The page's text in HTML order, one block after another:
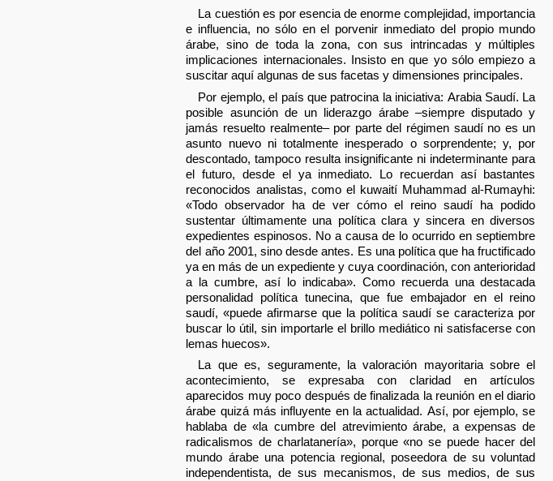
La cuestión es por esencia de enorme complejidad, importancia
e influencia, no sólo en el porvenir inmediato del propio mundo
árabe, sino de toda la zona, con sus intrincadas y múltiples
implicaciones internacionales. Insisto en que yo sólo empiezo a
suscitar aquí algunas de sus facetas y dimensiones principales.
Por ejemplo, el país que patrocina la iniciativa: Arabia Saudí. La
posible asunción de un liderazgo árabe –siempre disputado y
jamás resuelto realmente– por parte del régimen saudí no es un
asunto nuevo ni totalmente inesperado o sorprendente; y, por
descontado, tampoco resulta insignificante ni indeterminante para
el futuro, desde el ya inmediato. Lo recuerdan así bastantes
reconocidos analistas, como el kuwaití Muhammad al-Rumayhi:
«Todo observador ha de ver cómo el reino saudí ha podido
sustentar últimamente una política clara y sincera en diversos
expedientes espinosos. No a causa de lo ocurrido en septiembre
del año 2001, sino desde antes. Es una política que ha fructificado
ya en más de un expediente y cuya coordinación, con anterioridad
a la cumbre, así lo indicaba». Como recuerda una destacada
personalidad política tunecina, que fue embajador en el reino
saudí, «puede afirmarse que la política saudí se caracteriza por
buscar lo útil, sin importarle el brillo mediático ni satisfacerse con
lemas huecos».
La que es, seguramente, la valoración mayoritaria sobre el
acontecimiento, se expresaba con claridad en artículos
aparecidos muy poco después de finalizada la reunión en el diario
árabe quizá más influyente en la actualidad. Así, por ejemplo, se
hablaba de «la cumbre del atrevimiento árabe, a expensas de
radicalismos de charlatanería», porque «no se puede hacer del
mundo árabe una potencia regional, poseedora de su voluntad
independentista, de sus mecanismos, de sus medios, de sus